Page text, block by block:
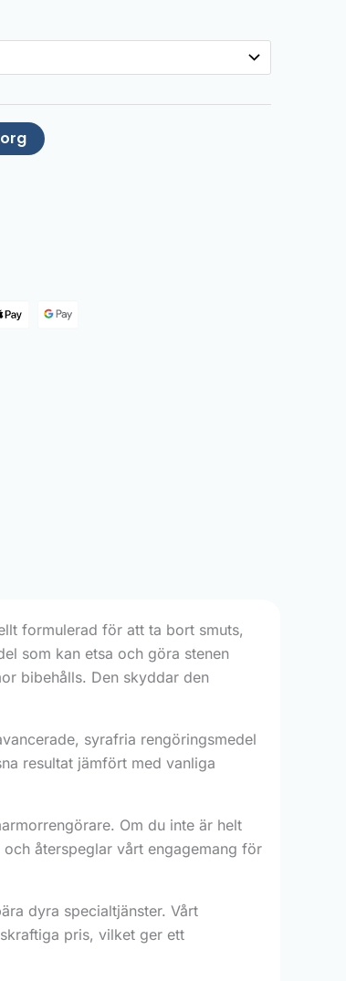
formulerad för att ta bort smuts,
som kan etsa och göra stenen
bibehålls. Den skyddar den
syrafria rengöringsmedel
resultat jämfört med vanliga
Om du inte är helt
återspeglar vårt engagemang för
dyra specialtjänster. Vårt
pris, vilket ger ett